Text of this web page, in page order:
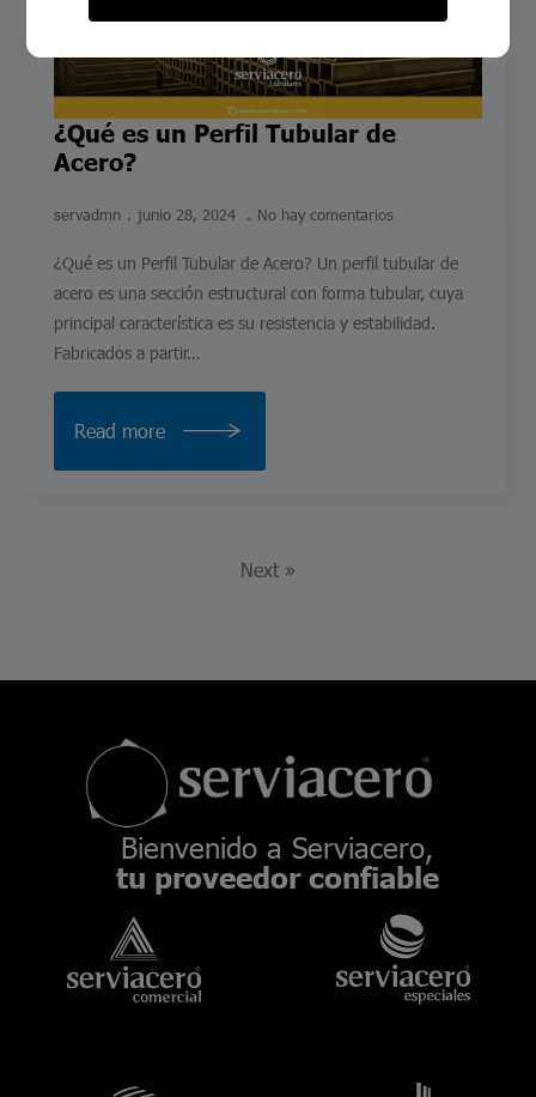
¿Qué es un Perfil Tubular de
Acero?
servadmn junio 28, 2024 No hay comentarios
¿Qué es un Perfil Tubular de Acero? Un perfil tubular de
acero es una sección estructural con forma tubular, cuya
principal característica es su resistencia y estabilidad.
Fabricados a partir…
Read more
Next »
Bienvenido a Serviacero,
tu proveedor confiable